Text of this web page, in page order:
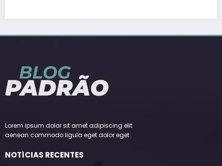
Lorem ipsum dolor sit amet adipiscing elit
aenean commodo ligula eget dolor eget.
NOTÍCIAS RECENTES